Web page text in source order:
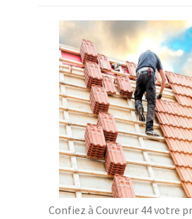
Confiez à Couvreur 44 votre